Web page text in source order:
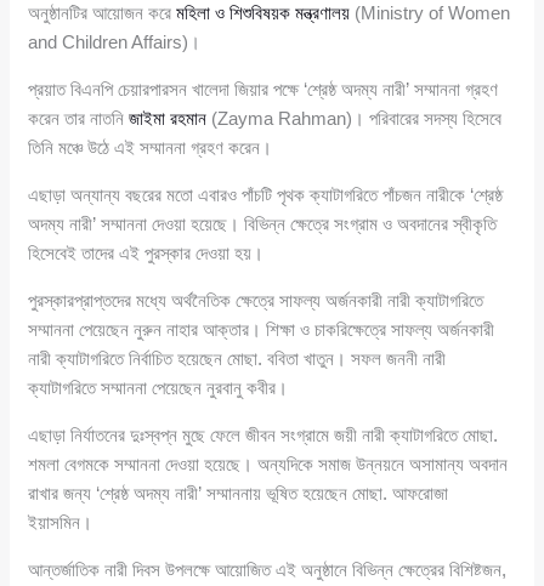
অনুষ্ঠানটির আয়োজন করেমহিলা ও শিশুবিষয়ক মন্ত্রণালয় (Ministry of Women
and Children Affairs)।
প্রয়াত বিএনপি চেয়ারপারসন খালেদা জিয়ার পক্ষে ‘শ্রেষ্ঠ অদম্য নারী’ সম্মাননা গ্রহণ
করেন তার নাতনিজাইমা রহমান (Zayma Rahman)। পরিবারের সদস্য হিসেবে
তিনি মঞ্চে উঠে এই সম্মাননা গ্রহণ করেন।
এছাড়া অন্যান্য বছরের মতো এবারও পাঁচটি পৃথক ক্যাটাগরিতে পাঁচজন নারীকে ‘শ্রেষ্ঠ
অদম্য নারী’ সম্মাননা দেওয়া হয়েছে। বিভিন্ন ক্ষেত্রে সংগ্রাম ও অবদানের স্বীকৃতি
হিসেবেই তাদের এই পুরস্কার দেওয়া হয়।
পুরস্কারপ্রাপ্তদের মধ্যে অর্থনৈতিক ক্ষেত্রে সাফল্য অর্জনকারী নারী ক্যাটাগরিতে
সম্মাননা পেয়েছেন নুরুন নাহার আক্তার। শিক্ষা ও চাকরিক্ষেত্রে সাফল্য অর্জনকারী
নারী ক্যাটাগরিতে নির্বাচিত হয়েছেন মোছা. ববিতা খাতুন। সফল জননী নারী
ক্যাটাগরিতে সম্মাননা পেয়েছেন নুরবানু কবীর।
এছাড়া নির্যাতনের দুঃস্বপ্ন মুছে ফেলে জীবন সংগ্রামে জয়ী নারী ক্যাটাগরিতে মোছা.
শমলা বেগমকে সম্মাননা দেওয়া হয়েছে। অন্যদিকে সমাজ উন্নয়নে অসামান্য অবদান
রাখার জন্য ‘শ্রেষ্ঠ অদম্য নারী’ সম্মাননায় ভূষিত হয়েছেন মোছা. আফরোজা
ইয়াসমিন।
আন্তর্জাতিক নারী দিবস উপলক্ষে আয়োজিত এই অনুষ্ঠানে বিভিন্ন ক্ষেত্রের বিশিষ্টজন,